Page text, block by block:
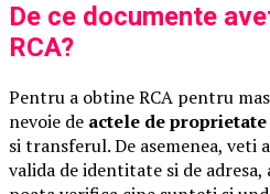
De ce documente
RCA?
Pentru a obtine RCA pentru
nevoie de actele de proprietate
si transferul. De asemenea, veti
valida de identitate si de